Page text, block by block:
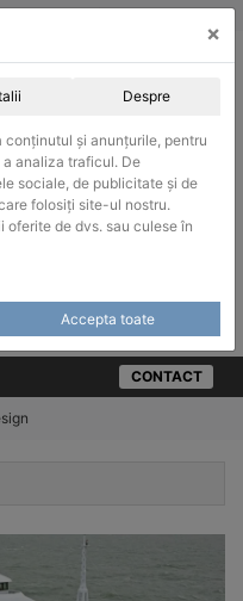
in sistemul SEAP / SICAP
CONTACT
×
Despre
și anunțurile, pentru
analiza traficul. De
sociale, de publicitate și de
folosiți site-ul nostru.
de dvs. sau culese în
Accepta toate